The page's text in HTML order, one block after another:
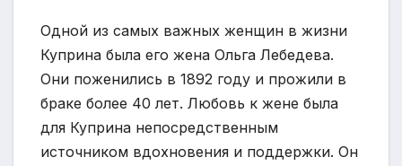
Одной из самых важных женщин в жизни
Куприна была его жена Ольга Лебедева.
Они поженились в 1892 году и прожили в
браке более 40 лет. Любовь к жене была
для Куприна непосредственным
источником вдохновения и поддержки. Он